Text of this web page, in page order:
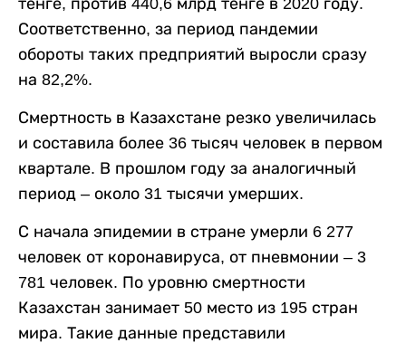
Соответственно, за период пандемии
обороты таких предприятий выросли сразу
на 82,2%.
Смертность в Казахстане резко увеличилась
и составила более 36 тысяч человек в первом
квартале. В прошлом году за аналогичный
период – около 31 тысячи умерших.
С начала эпидемии в стране умерли 6 277
человек от коронавируса, от пневмонии – 3
781 человек. По уровню смертности
Казахстан занимает 50 место из 195 стран
мира. Такие данные представили